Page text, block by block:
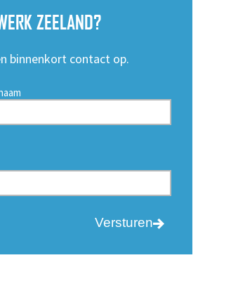
ZEELAND?
binnenkort contact op.